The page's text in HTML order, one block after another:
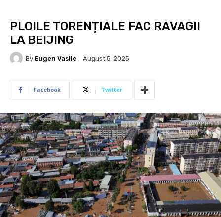
PLOILE TORENȚIALE FAC RAVAGII
LA BEIJING
By Eugen Vasile August 5, 2025
Facebook Twitter